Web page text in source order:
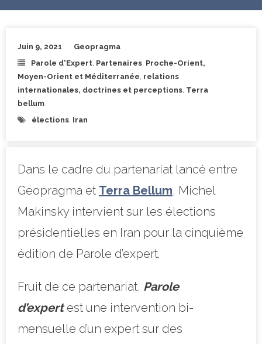
Juin 9, 2021
Geopragma
Parole d'Expert Partenaires Proche-Orient,
Moyen-Orient et Méditerranée relations
internationales, doctrines et perceptions Terra
bellum
élections Iran
Dans le cadre du partenariat lancé entre
Geopragma et Terra Bellum, Michel
Makinsky intervient sur les élections
présidentielles en Iran pour la cinquième
édition de Parole d’expert.
Fruit de ce partenariat, Parole
d’expertest une intervention bi-
mensuelle d’un expert sur des